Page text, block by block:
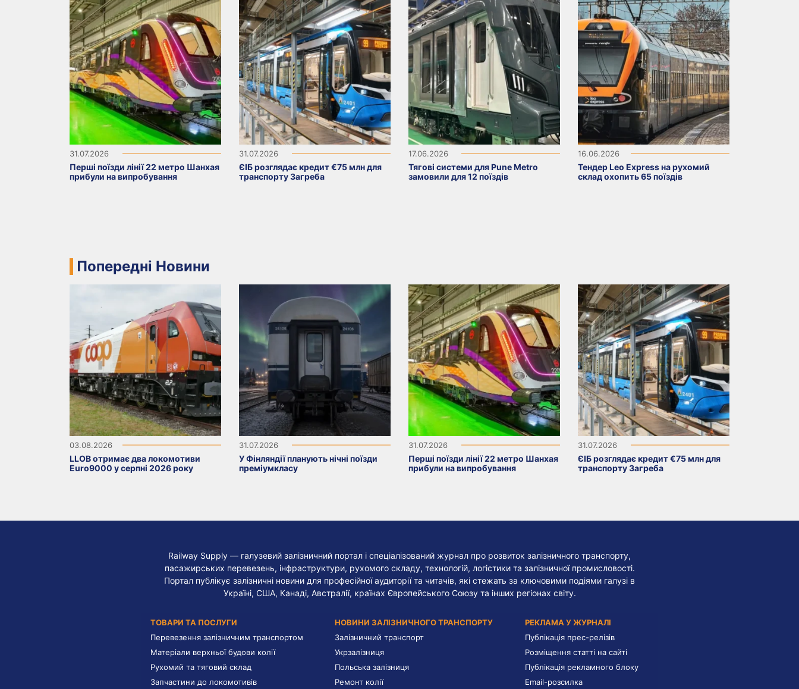
31.07.2026
Перші поїзди лінії 22 метро Шанхая
прибули на випробування
31.07.2026
ЄІБ розглядає кредит €75 млн для
транспорту Загреба
17.06.2026
Тягові системи для Pune Metro
замовили для 12 поїздів
16.06.2026
Тендер Leo Express на рухомий
склад охопить 65 поїздів
Попередні Новини
03.08.2026
LLOB отримає два локомотиви
Euro9000 у серпні 2026 року
31.07.2026
У Фінляндії планують нічні поїзди
преміумкласу
31.07.2026
Перші поїзди лінії 22 метро Шанхая
прибули на випробування
31.07.2026
ЄІБ розглядає кредит €75 млн для
транспорту Загреба
Railway Supply — галузевий залізничний портал і спеціалізований журнал про розвиток залізничного транспорту,
пасажирських перевезень, інфраструктури, рухомого складу, технологій, логістики та залізничної промисловості.
Портал публікує залізничні новини для професійної аудиторії та читачів, які стежать за ключовими подіями галузі в
Україні, США, Канаді, Австралії, країнах Європейського Союзу та інших регіонах світу.
ТОВАРИ ТА ПОСЛУГИ
Перевезення залізничним транспортом
Матеріали верхньої будови колії
Рухомий та тяговий склад
Запчастини до локомотивів
НОВИНИ ЗАЛІЗНИЧНОГО ТРАНСПОРТУ
Залізничний транспорт
Укрзалізниця
Польська залізниця
Ремонт колії
РЕКЛАМА У ЖУРНАЛІ
Публікація прес-релізів
Розміщення статті на сайті
Публікація рекламного блоку
Email-розсилка